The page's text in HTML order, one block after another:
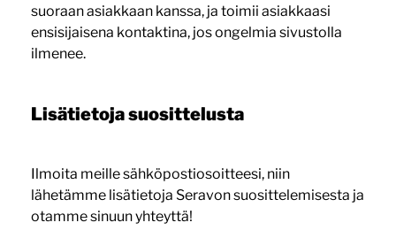
suoraan asiakkaan kanssa, ja toimii asiakkaasi
ensisijaisena kontaktina, jos ongelmia sivustolla
ilmenee.
Lisätietoja suosittelusta
Ilmoita meille sähköpostiosoitteesi, niin
lähetämme lisätietoja Seravon suosittelemisesta ja
otamme sinuun yhteyttä!